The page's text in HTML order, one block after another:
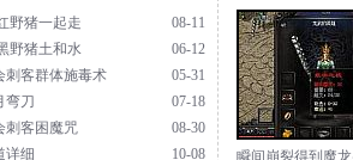
08-11
野猪一起走
06-12
野猪土和水
05-31
刺客群体施毒术
07-18
弯刀
08-30
刺客困魔咒
10-08
详细
瞬间崩裂得到魔